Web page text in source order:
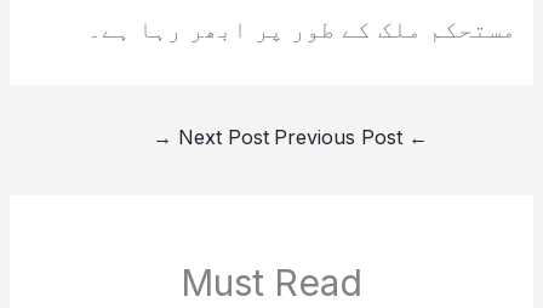
مستحکم ملک کے طور پر ابھر رہا ہے۔
←
Next Post
→
Must Read